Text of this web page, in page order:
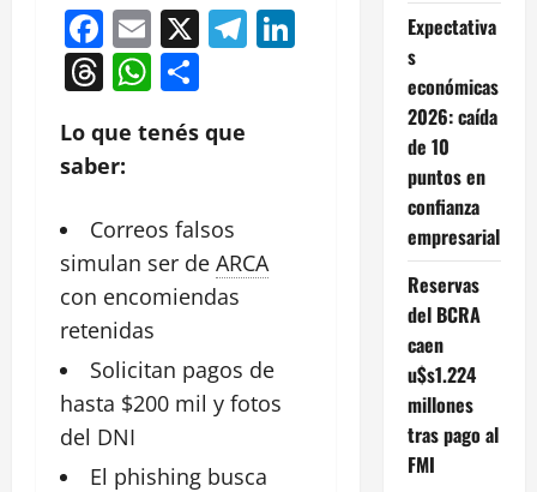
Facebook
Email
X Telegram
LinkedIn
Threads
WhatsApp
Lo que tenés que
saber:
Correos falsos
simulan ser de ARCA
con encomiendas
retenidas
Solicitan pagos de
hasta $200 mil y fotos
del DNI
El phishing busca
Expectativa
s
económicas
2026: caída
de 10
puntos en
confianza
empresarial
Reservas
del BCRA
caen
u$s1.224
millones
tras pago al
FMI